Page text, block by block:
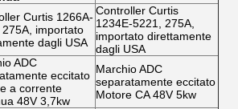
Curtis 1266A-
importato
dagli USA
Controller Curtis
1234E-5221, 275A,
importato direttamente
dagli USA
ADC
eccitato
a corrente
48V 3,7kw
Marchio ADC
separatamente eccitato
Motore CA 48V 5kw